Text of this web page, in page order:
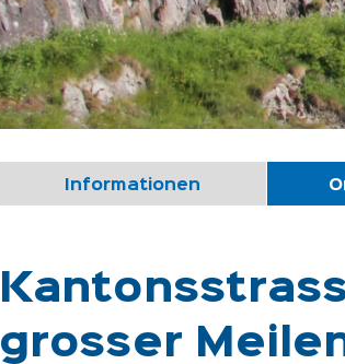
Informationen
grosser